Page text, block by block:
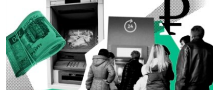
ВСЕ ЗА ДЕНЬ
СПЕЦПРОЕКТИ
ДЕПОРТАЦІЯ
ВІДЕОУРОКИ «ELIFBE»
ЯК ОБІЙТИ БЛОКУВАННЯ
Русский